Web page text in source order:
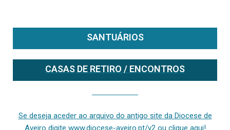
SANTUÁRIOS
CASAS DE RETIRO / ENCONTROS
Se deseja aceder ao arquivo do antigo site da Diocese de
Aveiro digite www.diocese-aveiro.pt/v2 ou clique aqui!